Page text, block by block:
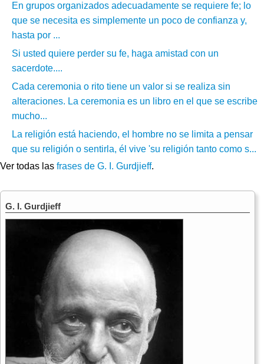
En grupos organizados adecuadamente se requiere fe; lo
que se necesita es simplemente un poco de confianza y,
hasta por ...
Si usted quiere perder su fe, haga amistad con un
sacerdote....
Cada ceremonia o rito tiene un valor si se realiza sin
alteraciones. La ceremonia es un libro en el que se escribe
mucho...
La religión está haciendo, el hombre no se limita a pensar
que su religión o sentirla, él vive 'su religión tanto como s...
Ver todas las frases de G. I. Gurdjieff.
G. I. Gurdjieff